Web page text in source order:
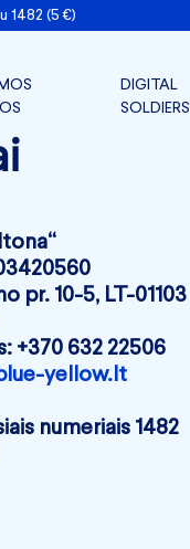
1482 (5 €)
DIGITAL
SOLDIERS
pr. 10-5, LT-01103
+370 632 22506
yellow.lt
numeriais 1482